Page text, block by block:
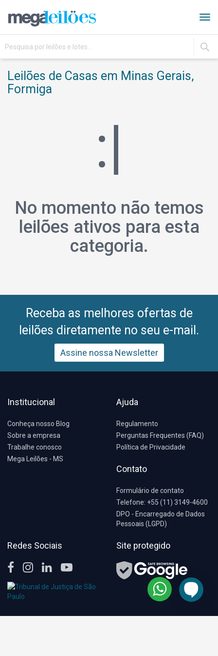
IR
Leilões de Casas em Minas Gerais,
Formiga
:|
No momento não temos
leilões ativos para esta
categoria.
Receba as melhores ofertas de
leilões diretamente no seu e-mail.
Assine nossa Newsletter
Institucional
Conheça nosso Blog
Sobre a empresa
Trabalhe conosco
Mega Leilões - MS
Ajuda
Regulamento
Perguntas Frequentes (FAQ)
Política de Privacidade
Contato
Formulário de contato
Telefone: +55 (11) 3149-4600
DPO - Encarregado de Dados
Pessoais (LGPD)
Redes Sociais Site protegido